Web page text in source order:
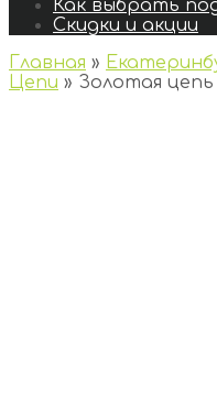
Как выбрать
Скидки и акции
Главная »
Цепи » Золотая